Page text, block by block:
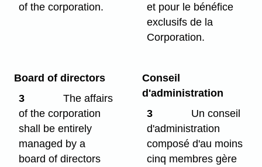
of the corporation.
et pour le bénéfice
exclusifs de la
Corporation.
Board of directors
3
The affairs
of the corporation
shall be entirely
managed by a
board of directors
Conseil
d'administration
3
Un conseil
d'administration
composé d'au moins
cinq membres gère